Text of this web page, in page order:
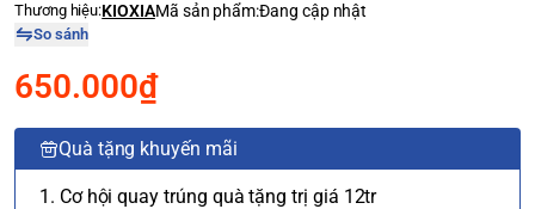
Thương hiệu:KIOXIAMã sản phẩm:Đang cập nhật
So sánh
650.000₫
Quà tặng khuyến mãi
1. Cơ hội quay trúng quà tặng trị giá 12tr